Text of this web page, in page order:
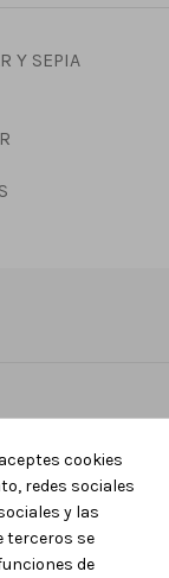
Y SEPIA
cookies
redes sociales
y las
terceros se
de